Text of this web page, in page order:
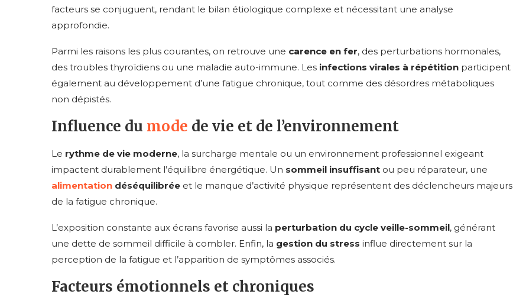
facteurs se conjuguent, rendant le bilan étiologique complexe et nécessitant une analyse
approfondie.
Parmi les raisons les plus courantes, on retrouve une carence en fer, des perturbations hormonales,
des troubles thyroïdiens ou une maladie auto-immune. Les infections virales à répétition participent
également au développement d’une fatigue chronique, tout comme des désordres métaboliques
non dépistés.
Influence du mode de vie et de l’environnement
Le rythme de vie moderne, la surcharge mentale ou un environnement professionnel exigeant
impactent durablement l’équilibre énergétique. Un sommeil insuffisant ou peu réparateur, une
alimentation déséquilibrée et le manque d’activité physique représentent des déclencheurs majeurs
de la fatigue chronique.
L’exposition constante aux écrans favorise aussi la perturbation du cycle veille-sommeil, générant
une dette de sommeil difficile à combler. Enfin, la gestion du stress influe directement sur la
perception de la fatigue et l’apparition de symptômes associés.
Facteurs émotionnels et chroniques